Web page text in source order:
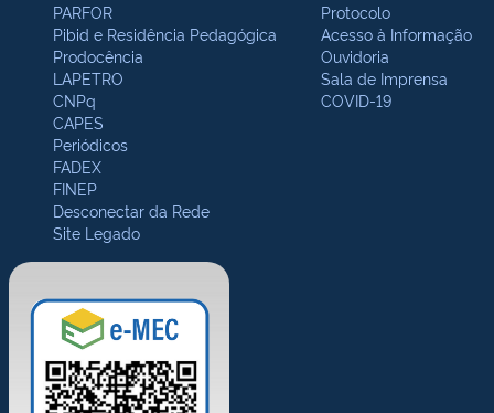
PARFOR
Pibid e Residência Pedagógica
Prodocência
LAPETRO
CNPq
CAPES
Periódicos
FADEX
FINEP
Desconectar da Rede
Site Legado
Protocolo
Acesso à Informação
Ouvidoria
Sala de Imprensa
COVID-19